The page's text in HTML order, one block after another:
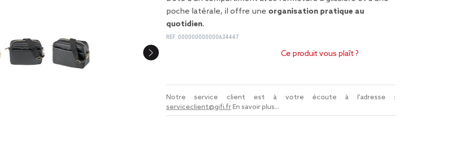
poche latérale, il offre une organisation pratique au
quotidien.
REF. 000000000000634447
Ce produit vous plaît ?
Notre service client est à votre écoute à l'adresse :
serviceclient@gifi.frEn savoir plus...